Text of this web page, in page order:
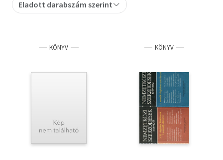
Szakkönyv
Tankönyv, segédkönyv
Társadalomtudomány
Eladott darabszám szerint
KÖNYV KÖNYV